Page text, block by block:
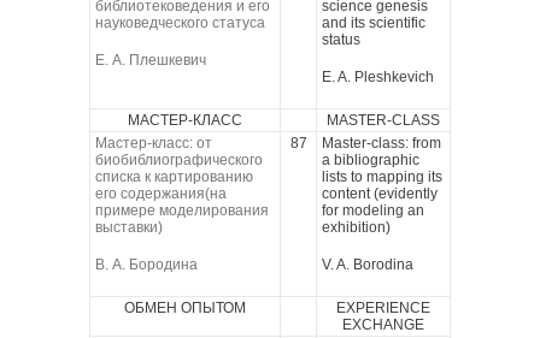
библиотековедения и его
науковедческого статуса
Е. А. Плешкевич
science genesis
and its scientific
status
E. A. Pleshkevich
МАСТЕР-КЛАСС
MASTER-CLASS
Мастер-класс: от
биобиблиографического
списка к картированию
его содержания(на
примере моделирования
выставки)
В. А. Бородина
87
Master-class: from
a bibliographic
lists to mapping its
content (evidently
for modeling an
exhibition)
V. A. Borodina
ОБМЕН ОПЫТОМ
EXPERIENCE
EXCHANGE